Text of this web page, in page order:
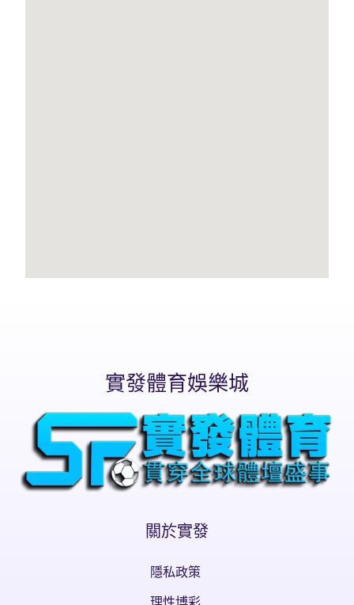
實發體育娛樂城
關於實發
隱私政策
理性博彩